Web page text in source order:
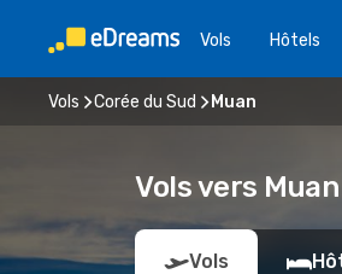
Vols Hôtels
Vols Corée du Sud Muan
Vols vers Muan
Vols